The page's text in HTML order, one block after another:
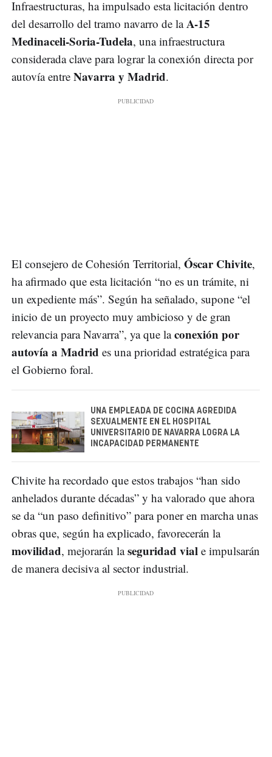
Infraestructuras, ha impulsado esta licitación dentro
del desarrollo del tramo navarro de laA-15
Medinaceli-Soria-Tudela, una infraestructura
considerada clave para lograr la conexión directa por
autovía entre Navarra y Madrid.
El consejero de Cohesión Territorial, Óscar Chivite,
ha afirmado que esta licitación “no es un trámite, ni
un expediente más”. Según ha señalado, supone “el
inicio de un proyecto muy ambicioso y de gran
relevancia para Navarra”, ya que laconexión por
autovía a Madrid es una prioridad estratégica para
el Gobierno foral.
UNA EMPLEADA DE COCINA AGREDIDA
SEXUALMENTE EN EL HOSPITAL
UNIVERSITARIO DE NAVARRA LOGRA LA
INCAPACIDAD PERMANENTE
Chivite ha recordado que estos trabajos “han sido
anhelados durante décadas” y ha valorado que ahora
se da “un paso definitivo” para poner en marcha unas
obras que, según ha explicado, favorecerán la
movilidad, mejorarán laseguridad vial e impulsarán
de manera decisiva al sector industrial.